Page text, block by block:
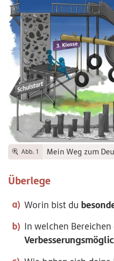
Abb. 1 Mein Weg zum
Überlege
Worin bist du
In welchen Bereichen